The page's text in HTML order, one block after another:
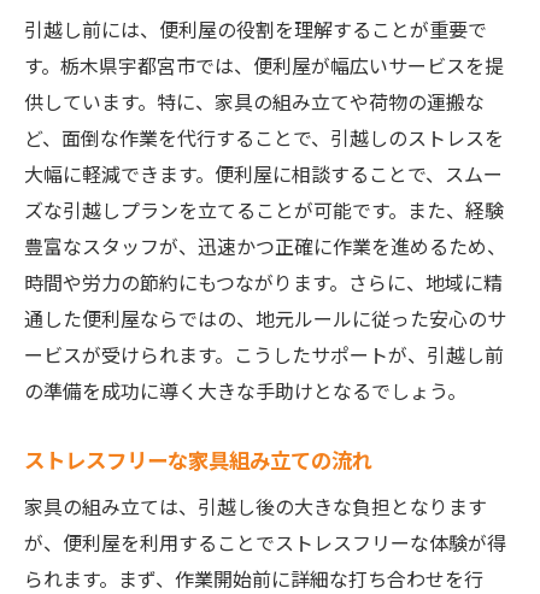
引越し前には、便利屋の役割を理解することが重要で
す。栃木県宇都宮市では、便利屋が幅広いサービスを提
供しています。特に、家具の組み立てや荷物の運搬な
ど、面倒な作業を代行することで、引越しのストレスを
大幅に軽減できます。便利屋に相談することで、スムー
ズな引越しプランを立てることが可能です。また、経験
豊富なスタッフが、迅速かつ正確に作業を進めるため、
時間や労力の節約にもつながります。さらに、地域に精
通した便利屋ならではの、地元ルールに従った安心のサ
ービスが受けられます。こうしたサポートが、引越し前
の準備を成功に導く大きな手助けとなるでしょう。
ストレスフリーな家具組み立ての流れ
家具の組み立ては、引越し後の大きな負担となります
が、便利屋を利用することでストレスフリーな体験が得
られます。まず、作業開始前に詳細な打ち合わせを行